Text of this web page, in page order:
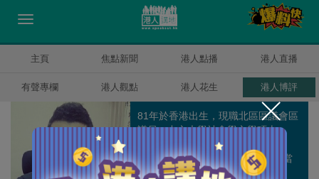
主頁 焦點新聞 港人點播 港人直播
有聲專欄 港人觀點 港人花生 港人博評
81年於香港出生，現職北區區議會區
議員，中文大學社會學文學碩士。
2003年僅22歲參選區議會選舉。
2007以4159票成為全新界最高票當
選的議員。2011年競逐連任，以